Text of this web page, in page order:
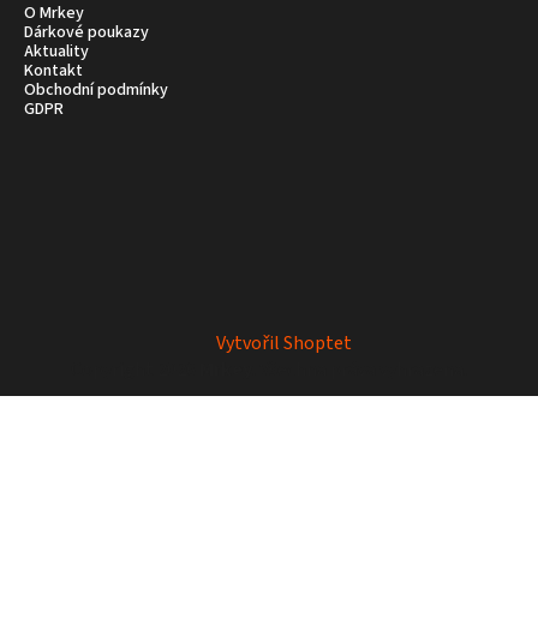
O Mrkey
Dárkové poukazy
Aktuality
Kontakt
Obchodní podmínky
GDPR
Vytvořil Shoptet